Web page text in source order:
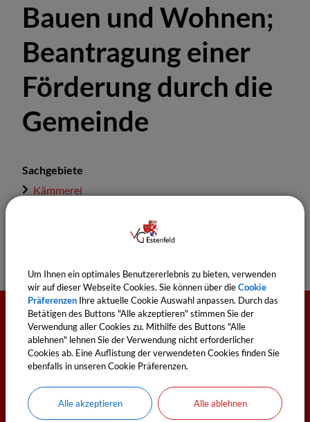
Bauen und Wohnen;
Beantragung einer
Förderung durch die
Gemeinde
Sachgebiete
Kämmerei
Öffnungszeiten
Montag
8:00 - 12:00 Uhr
Um Ihnen ein optimales Benutzererlebnis zu bieten, verwenden
wir auf dieser Webseite Cookies. Sie können über dieCookie
Präferenzen Ihre aktuelle Cookie Auswahl anpassen. Durch das
Betätigen des Buttons "Alle akzeptieren" stimmen Sie der
Verwendung aller Cookies zu. Mithilfe des Buttons "Alle
ablehnen" lehnen Sie der Verwendung nicht erforderlicher
Cookies ab. Eine Auflistung der verwendeten Cookies finden Sie
ebenfalls in unseren Cookie Präferenzen.
Alle akzeptieren Alle ablehnen